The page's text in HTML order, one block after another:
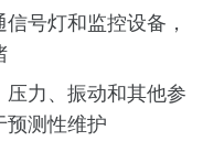
号灯和监控设备，
压力、振动和其他参
预测性维护